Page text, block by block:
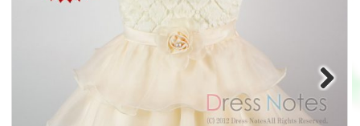
Next